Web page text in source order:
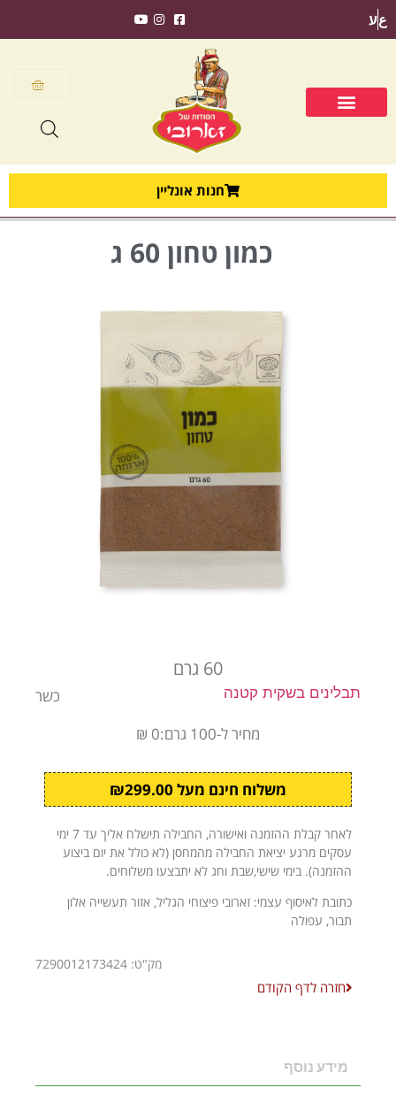
عע
חנות אונליין
כמון טחון 60 ג
60 גרם
תבלינים בשקית קטנה
כשר
מחיר ל-100 גרם:0 ₪
משלוח חינם מעל ₪299.00
לאחר קבלת ההזמנה ואישורה, החבילה תישלח אליך עד 7 ימי
עסקים מרגע יציאת החבילה מהמחסן (לא כולל את יום ביצוע
ההזמנה). בימי שישי,שבת וחג לא יתבצעו משלוחים.
כתובת לאיסוף עצמי: זארובי פיצוחי הגליל, אזור תעשייה אלון
תבור, עפולה
מק"ט: 7290012173424
חזרה לדף הקודם
מידע נוסף